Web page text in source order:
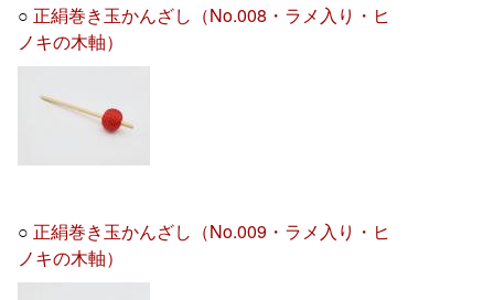
○ 正絹巻き玉かんざし（No.008・ラメ入り・ヒ
ノキの木軸）
○ 正絹巻き玉かんざし（No.009・ラメ入り・ヒ
ノキの木軸）